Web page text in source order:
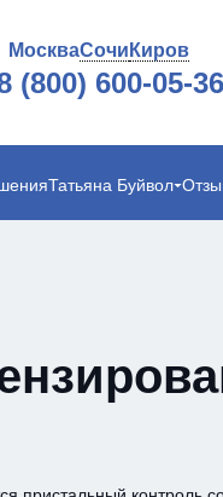
МоскваСочи Киров
(800) 600-05-36
Татьяна Буйвол